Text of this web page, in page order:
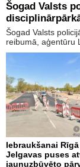
Šogad Valsts
Šogad Valsts
reibumā, aģentūru
Iebraukšanai
Jelgavas puses
jaunuzbūvēto